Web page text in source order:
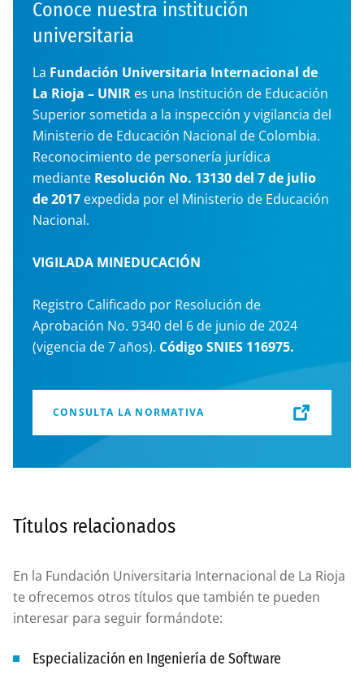
Conoce nuestra institución
universitaria
La Fundación Universitaria Internacional de
La Rioja – UNIR es una Institución de Educación
Superior sometida a la inspección y vigilancia del
Ministerio de Educación Nacional de Colombia.
Reconocimiento de personería jurídica
mediante Resolución No. 13130 del 7 de julio
de 2017 expedida por el Ministerio de Educación
Nacional.
VIGILADA MINEDUCACIÓN
Registro Calificado por Resolución de
Aprobación No. 9340 del 6 de junio de 2024
(vigencia de 7 años). Código SNIES 116975.
CONSULTA LA NORMATIVA
Títulos relacionados
En la Fundación Universitaria Internacional de La Rioja
te ofrecemos otros títulos que también te pueden
interesar para seguir formándote:
Especialización en Ingeniería de Software